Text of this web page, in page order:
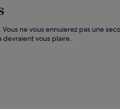
ne vous ennuierez pas une
devraient vous plaire.